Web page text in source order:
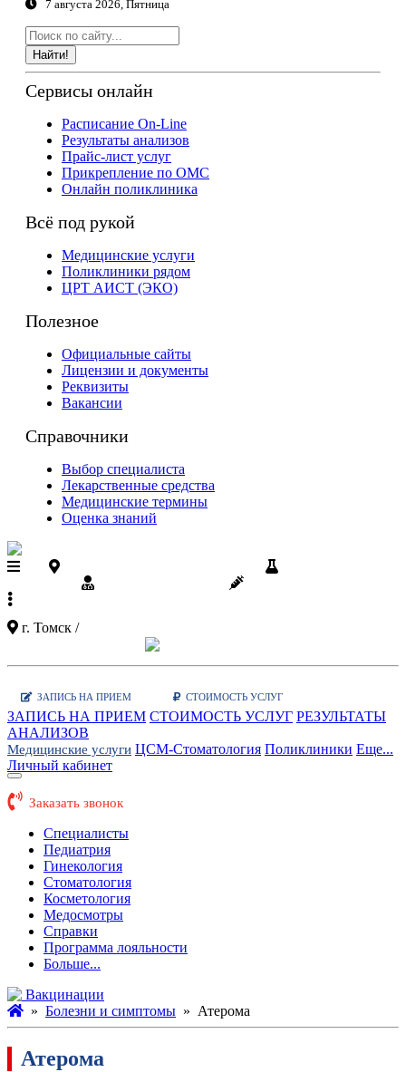
7 августа 2026, Пятница
Найти!
Сервисы онлайн
Расписание On-Line
Результаты анализов
Прайс-лист услуг
Прикрепление по ОМС
Онлайн поликлиника
Всё под рукой
Медицинские услуги
Поликлиники рядом
ЦРТ АИСТ (ЭКО)
Полезное
Официальные сайты
Лицензии и документы
Реквизиты
Вакансии
Справочники
Выбор специалиста
Лекарственные средства
Медицинские термины
Оценка знаний
г. Томск /
ЗАПИСЬ НА ПРИЕМ СТОИМОСТЬ УСЛУГ
ЗАПИСЬ НА ПРИЕМ СТОИМОСТЬ УСЛУГ РЕЗУЛЬТАТЫ
АНАЛИЗОВ
Медицинские услуги ЦСМ-Стоматология Поликлиники Еще...
Личный кабинет
Заказать звонок
Специалисты
Педиатрия
Гинекология
Стоматология
Косметология
Медосмотры
Справки
Программа лояльности
Больше...
Вакцинации
» Болезни и симптомы » Атерома
Атерома